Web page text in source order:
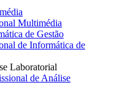
Multimédia
de Gestão
de Informática de
Laboratorial
de Análise